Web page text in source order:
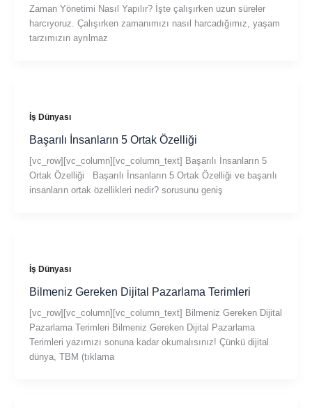
Zaman Yönetimi Nasıl Yapılır? İşte çalışırken uzun süreler
harcıyoruz. Çalışırken zamanımızı nasıl harcadığımız, yaşam
tarzımızın ayrılmaz
İş Dünyası
Başarılı İnsanların 5 Ortak Özelliği
[vc_row][vc_column][vc_column_text] Başarılı İnsanların 5
Ortak Özelliği Başarılı İnsanların 5 Ortak Özelliği ve başarılı
insanların ortak özellikleri nedir? sorusunu geniş
İş Dünyası
Bilmeniz Gereken Dijital Pazarlama Terimleri
[vc_row][vc_column][vc_column_text] Bilmeniz Gereken Dijital
Pazarlama Terimleri Bilmeniz Gereken Dijital Pazarlama
Terimleri yazımızı sonuna kadar okumalısınız! Çünkü dijital
dünya, TBM (tıklama